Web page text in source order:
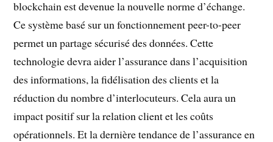
blockchain est devenue la nouvelle norme d’échange.
Ce système basé sur un fonctionnement peer-to-peer
permet un partage sécurisé des données. Cette
technologie devra aider l’assurance dans l’acquisition
des informations, la fidélisation des clients et la
réduction du nombre d’interlocuteurs. Cela aura un
impact positif sur la relation client et les coûts
opérationnels. Et la dernière tendance de l’assurance en